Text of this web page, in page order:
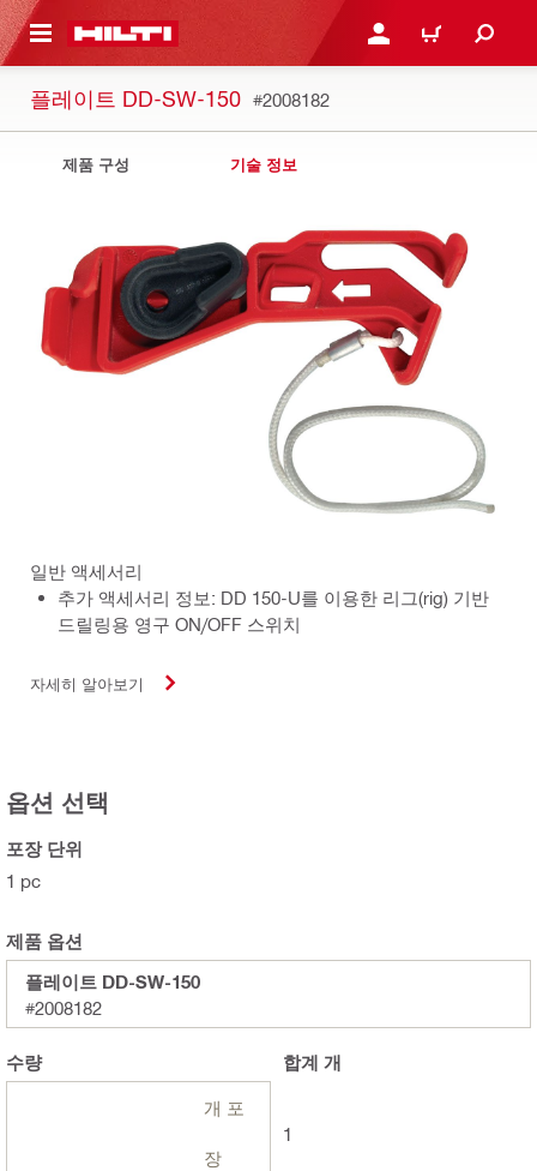
으로 건너뛰기 로그인 또는 회원가입
장바구니
플레이트 DD-SW-150 #2008182
제품 구성 기술 정보
일반 액세서리
추가 액세서리 정보: DD 150-U를 이용한 리그(rig) 기반
드릴링용 영구 ON/OFF 스위치
자세히 알아보기
옵션 선택
포장 단위
1 pc
제품 옵션
플레이트 DD-SW-150
#2008182
수량
개 포
장
합계 개
1